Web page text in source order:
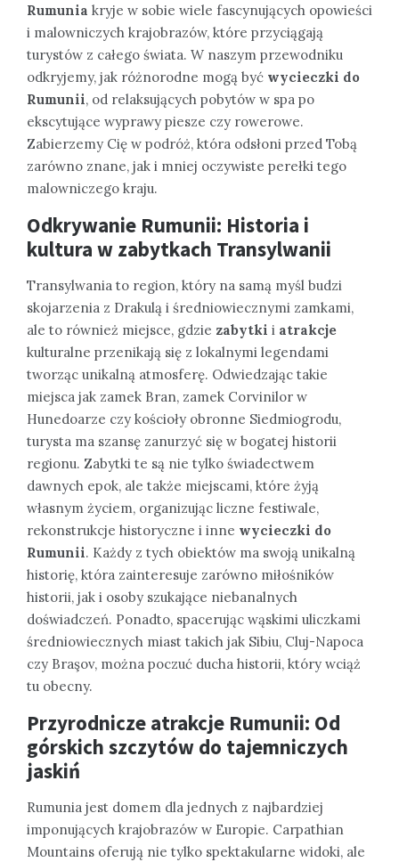
Rumunia kryje w sobie wiele fascynujących opowieści
i malowniczych krajobrazów, które przyciągają
turystów z całego świata. W naszym przewodniku
odkryjemy, jak różnorodne mogą być wycieczki do
Rumunii, od relaksujących pobytów w spa po
ekscytujące wyprawy piesze czy rowerowe.
Zabierzemy Cię w podróż, która odsłoni przed Tobą
zarówno znane, jak i mniej oczywiste perełki tego
malowniczego kraju.
Odkrywanie Rumunii: Historia i
kultura w zabytkach Transylwanii
Transylwania to region, który na samą myśl budzi
skojarzenia z Drakulą i średniowiecznymi zamkami,
ale to również miejsce, gdzie zabytki i atrakcje
kulturalne przenikają się z lokalnymi legendami
tworząc unikalną atmosferę. Odwiedzając takie
miejsca jak zamek Bran, zamek Corvinilor w
Hunedoarze czy kościoły obronne Siedmiogrodu,
turysta ma szansę zanurzyć się w bogatej historii
regionu. Zabytki te są nie tylko świadectwem
dawnych epok, ale także miejscami, które żyją
własnym życiem, organizując liczne festiwale,
rekonstrukcje historyczne i inne wycieczki do
Rumunii. Każdy z tych obiektów ma swoją unikalną
historię, która zainteresuje zarówno miłośników
historii, jak i osoby szukające niebanalnych
doświadczeń. Ponadto, spacerując wąskimi uliczkami
średniowiecznych miast takich jak Sibiu, Cluj-Napoca
czy Braşov, można poczuć ducha historii, który wciąż
tu obecny.
Przyrodnicze atrakcje Rumunii: Od
górskich szczytów do tajemniczych
jaskiń
Rumunia jest domem dla jednych z najbardziej
imponujących krajobrazów w Europie. Carpathian
Mountains oferują nie tylko spektakularne widoki, ale